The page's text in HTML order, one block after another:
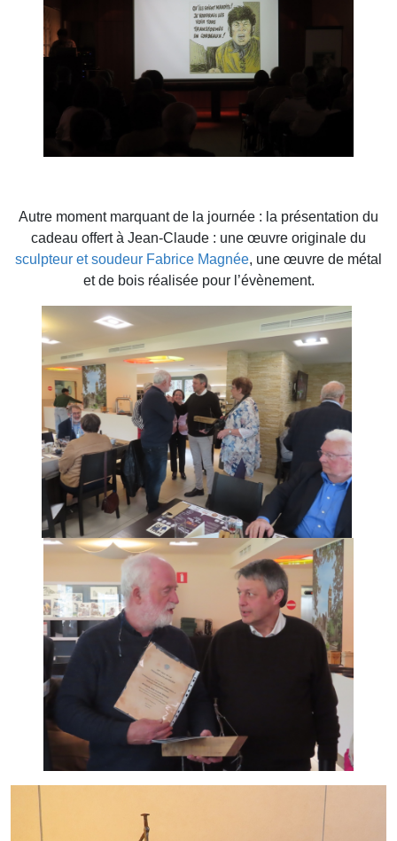
Autre moment marquant de la journée : la présentation du
cadeau offert à Jean-Claude : une œuvre originale du
sculpteur et soudeur Fabrice Magnée, une œuvre de métal
et de bois réalisée pour l’évènement.